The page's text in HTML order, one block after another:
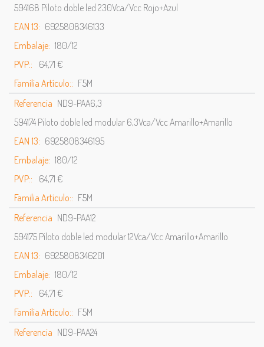
594168 Piloto doble led 230Vca/Vcc Rojo+Azul
EAN 13: 6925808346133
Embalaje: 180/12
PVP::
64,71 €
Familia Artículo:: F5M
Referencia ND9-PAA6,3
594174 Piloto doble led modular 6,3Vca/Vcc Amarillo+Amarillo
EAN 13: 6925808346195
Embalaje: 180/12
PVP::
64,71 €
Familia Artículo:: F5M
Referencia ND9-PAA12
594175 Piloto doble led modular 12Vca/Vcc Amarillo+Amarillo
EAN 13: 6925808346201
Embalaje: 180/12
PVP::
64,71 €
Familia Artículo:: F5M
Referencia ND9-PAA24